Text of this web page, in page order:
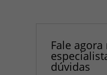
Fale
dúvidas